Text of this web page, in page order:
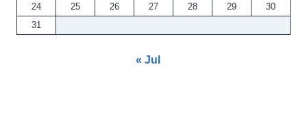
24
25 26 27 28 29
30
31
« Jul